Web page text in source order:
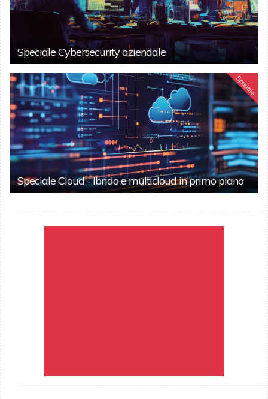
Speciale Cybersecurity aziendale
Speciale
Speciale Cloud - Ibrido e multicloud in primo piano